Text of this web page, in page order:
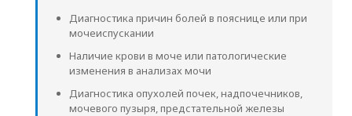
Диагностика причин болей в пояснице или при
мочеиспускании
Наличие крови в моче или патологические
изменения в анализах мочи
Диагностика опухолей почек, надпочечников,
мочевого пузыря, предстательной железы